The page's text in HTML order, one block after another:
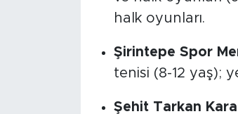
halk oyunları.
Şirintepe Spor
tenisi (8-12 yaş);
Şehit Tarkan